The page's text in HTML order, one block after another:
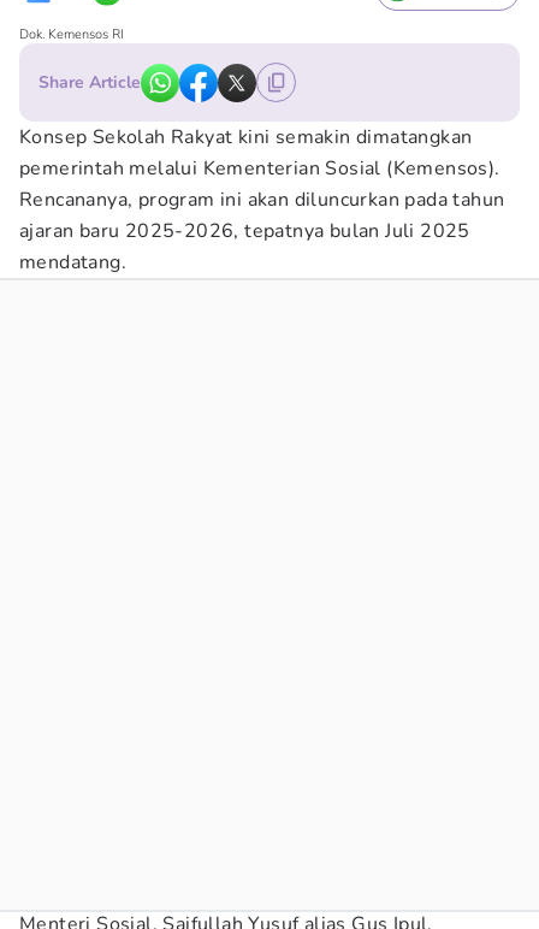
Dok. Kemensos RI
Share Article
Konsep Sekolah Rakyat kini semakin dimatangkan
pemerintah melalui Kementerian Sosial (Kemensos).
Rencananya, program ini akan diluncurkan pada tahun
ajaran baru 2025-2026, tepatnya bulan Juli 2025
mendatang.